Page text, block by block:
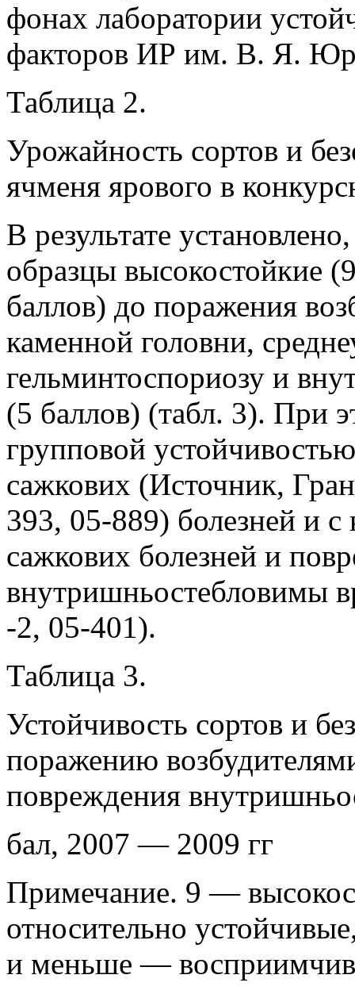
фонах лаборатории
факторов ИР им. В. Я.
Таблица 2.
Урожайность сортов и
ячменя ярового в
В результате
образцы высокостойкие
баллов) до поражения
каменной головни,
гельминтоспориозу и
(5 баллов) (табл. 3). При
групповой
сажкових (Источник,
393, 05-889) болезней и
сажкових болезней и
внутришньостебловимы
-2, 05-401).
Таблица 3.
Устойчивость сортов и
поражению
повреждения
бал, 2007 — 2009 гг
Примечание. 9 —
относительно
и меньше —